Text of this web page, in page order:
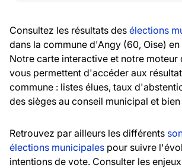
Consultez les résultats des élections
dans la commune d'Angy (60, Oise)
Notre carte interactive et notre moteur
vous permettent d'accéder aux
commune : listes élues, taux
des sièges au conseil municipal et
Retrouvez par ailleurs les différents
élections municipales pour suivre
intentions de vote. Consulter les